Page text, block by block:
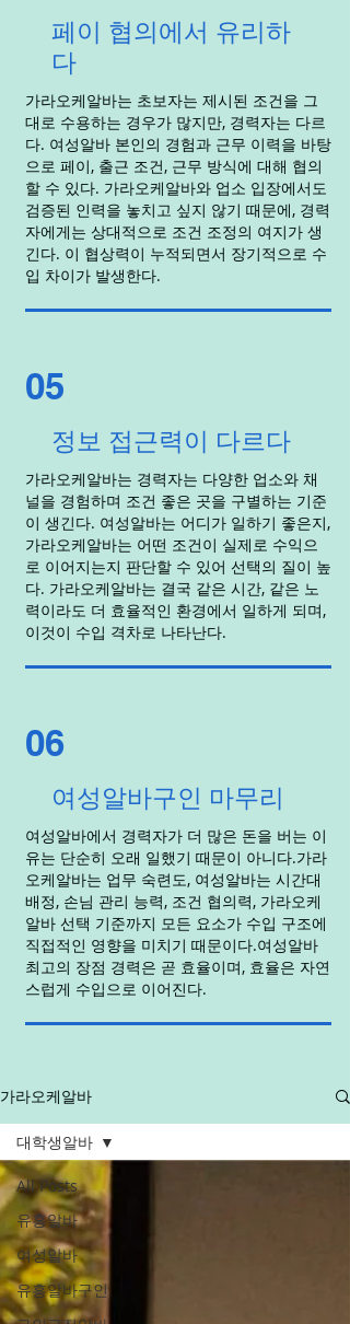
페이 협의에서 유리하
다
가라오케알바는 초보자는 제시된 조건을 그
대로 수용하는 경우가 많지만, 경력자는 다르
다. 여성알바 본인의 경험과 근무 이력을 바탕
으로 페이, 출근 조건, 근무 방식에 대해 협의
할 수 있다. 가라오케알바와 업소 입장에서도
검증된 인력을 놓치고 싶지 않기 때문에, 경력
자에게는 상대적으로 조건 조정의 여지가 생
긴다. 이 협상력이 누적되면서 장기적으로 수
입 차이가 발생한다.
05
정보 접근력이 다르다
가라오케알바는 경력자는 다양한 업소와 채
널을 경험하며 조건 좋은 곳을 구별하는 기준
이 생긴다. 여성알바는 어디가 일하기 좋은지,
가라오케알바는 어떤 조건이 실제로 수익으
로 이어지는지 판단할 수 있어 선택의 질이 높
다. 가라오케알바는 결국 같은 시간, 같은 노
력이라도 더 효율적인 환경에서 일하게 되며,
이것이 수입 격차로 나타난다.
06
여성알바구인 마무리
여성알바에서 경력자가 더 많은 돈을 버는 이
유는 단순히 오래 일했기 때문이 아니다.가라
오케알바는 업무 숙련도, 여성알바는 시간대
배정, 손님 관리 능력, 조건 협의력, 가라오케
알바 선택 기준까지 모든 요소가 수입 구조에
직접적인 영향을 미치기 때문이다.여성알바
최고의 장점 경력은 곧 효율이며, 효율은 자연
스럽게 수입으로 이어진다.
가라오케알바
All Posts
유흥알바
여성알바
유흥알바구인
대학생알바